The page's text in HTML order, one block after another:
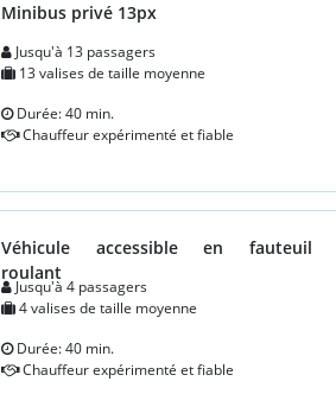
Minibus privé 13px
Jusqu'à 13 passagers
13 valises de taille moyenne
Durée: 40 min.
Chauffeur expérimenté et fiable
Véhicule accessible en fauteuil
roulant
Jusqu'à 4 passagers
4 valises de taille moyenne
Durée: 40 min.
Chauffeur expérimenté et fiable